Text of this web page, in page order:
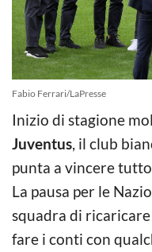
Fabio Ferrari/LaPresse
Inizio di stagione
Juventus, il club
punta a vincere
La pausa per le
squadra di
fare i conti con